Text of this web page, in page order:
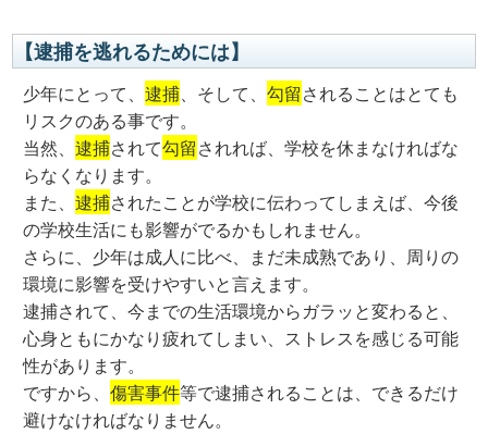
【逮捕を逃れるためには】
少年にとって、逮捕、そして、勾留されることはとても
リスクのある事です。
当然、逮捕されて勾留されれば、学校を休まなければな
らなくなります。
また、逮捕されたことが学校に伝わってしまえば、今後
の学校生活にも影響がでるかもしれません。
さらに、少年は成人に比べ、まだ未成熟であり、周りの
環境に影響を受けやすいと言えます。
逮捕されて、今までの生活環境からガラッと変わると、
心身ともにかなり疲れてしまい、ストレスを感じる可能
性があります。
ですから、傷害事件等で逮捕されることは、できるだけ
避けなければなりません。